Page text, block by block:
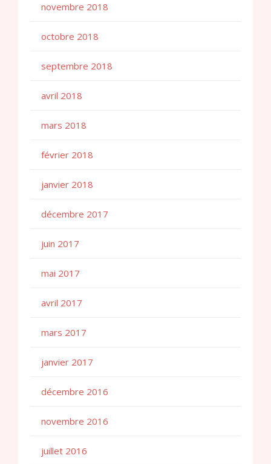
novembre 2018
octobre 2018
septembre 2018
avril 2018
mars 2018
février 2018
janvier 2018
décembre 2017
juin 2017
mai 2017
avril 2017
mars 2017
janvier 2017
décembre 2016
novembre 2016
juillet 2016